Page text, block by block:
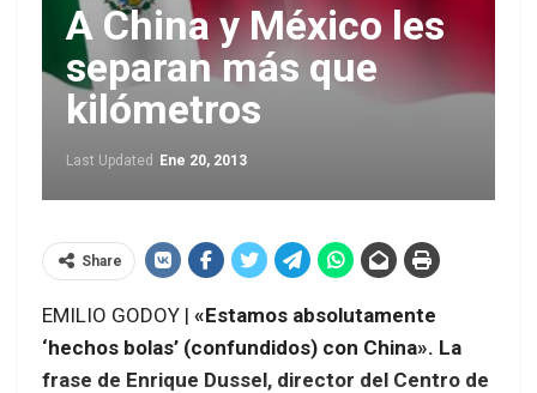
A China y México les
separan más que
kilómetros
Last Updated Ene 20, 2013
Share
EMILIO GODOY | «Estamos absolutamente
‘hechos bolas’ (confundidos) con China». La
frase de Enrique Dussel, director del Centro de